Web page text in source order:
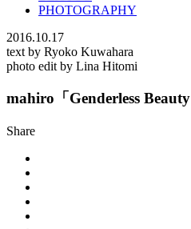
PHOTOGRAPHY
2016.10.17
text by Ryoko Kuwahara
photo edit by Lina Hitomi
mahiro「Genderless Beauty
Share